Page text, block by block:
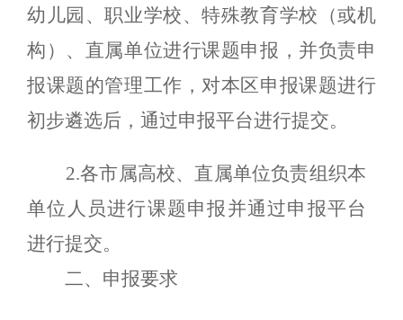
幼儿园、职业学校、特殊教育学校（或机
构）、直属单位进行课题申报，并负责申
报课题的管理工作，对本区申报课题进行
初步遴选后，通过申报平台进行提交。
2.各市属高校、直属单位负责组织本
单位人员进行课题申报并通过申报平台
进行提交。
二、申报要求